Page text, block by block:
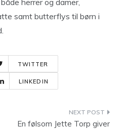
herrer og damer,
samt butterflys til børn i
TWITTER
LINKEDIN
En følsom Jette Torp giver